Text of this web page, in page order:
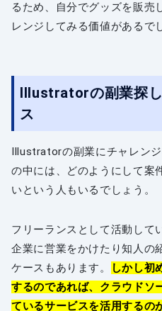
るため、自分でグッズを販売
レンジしてみる価値があるで
Illustratorの副業探
ス
Illustratorの副業にチャレン
の中には、どのようにして案
いという人もいるでしょう。
フリーランスとして活動して
企業に営業をかけたり知人の
ケースもあります。
しかし
するのであれば、クラウドソ
ているサービスを活用するの